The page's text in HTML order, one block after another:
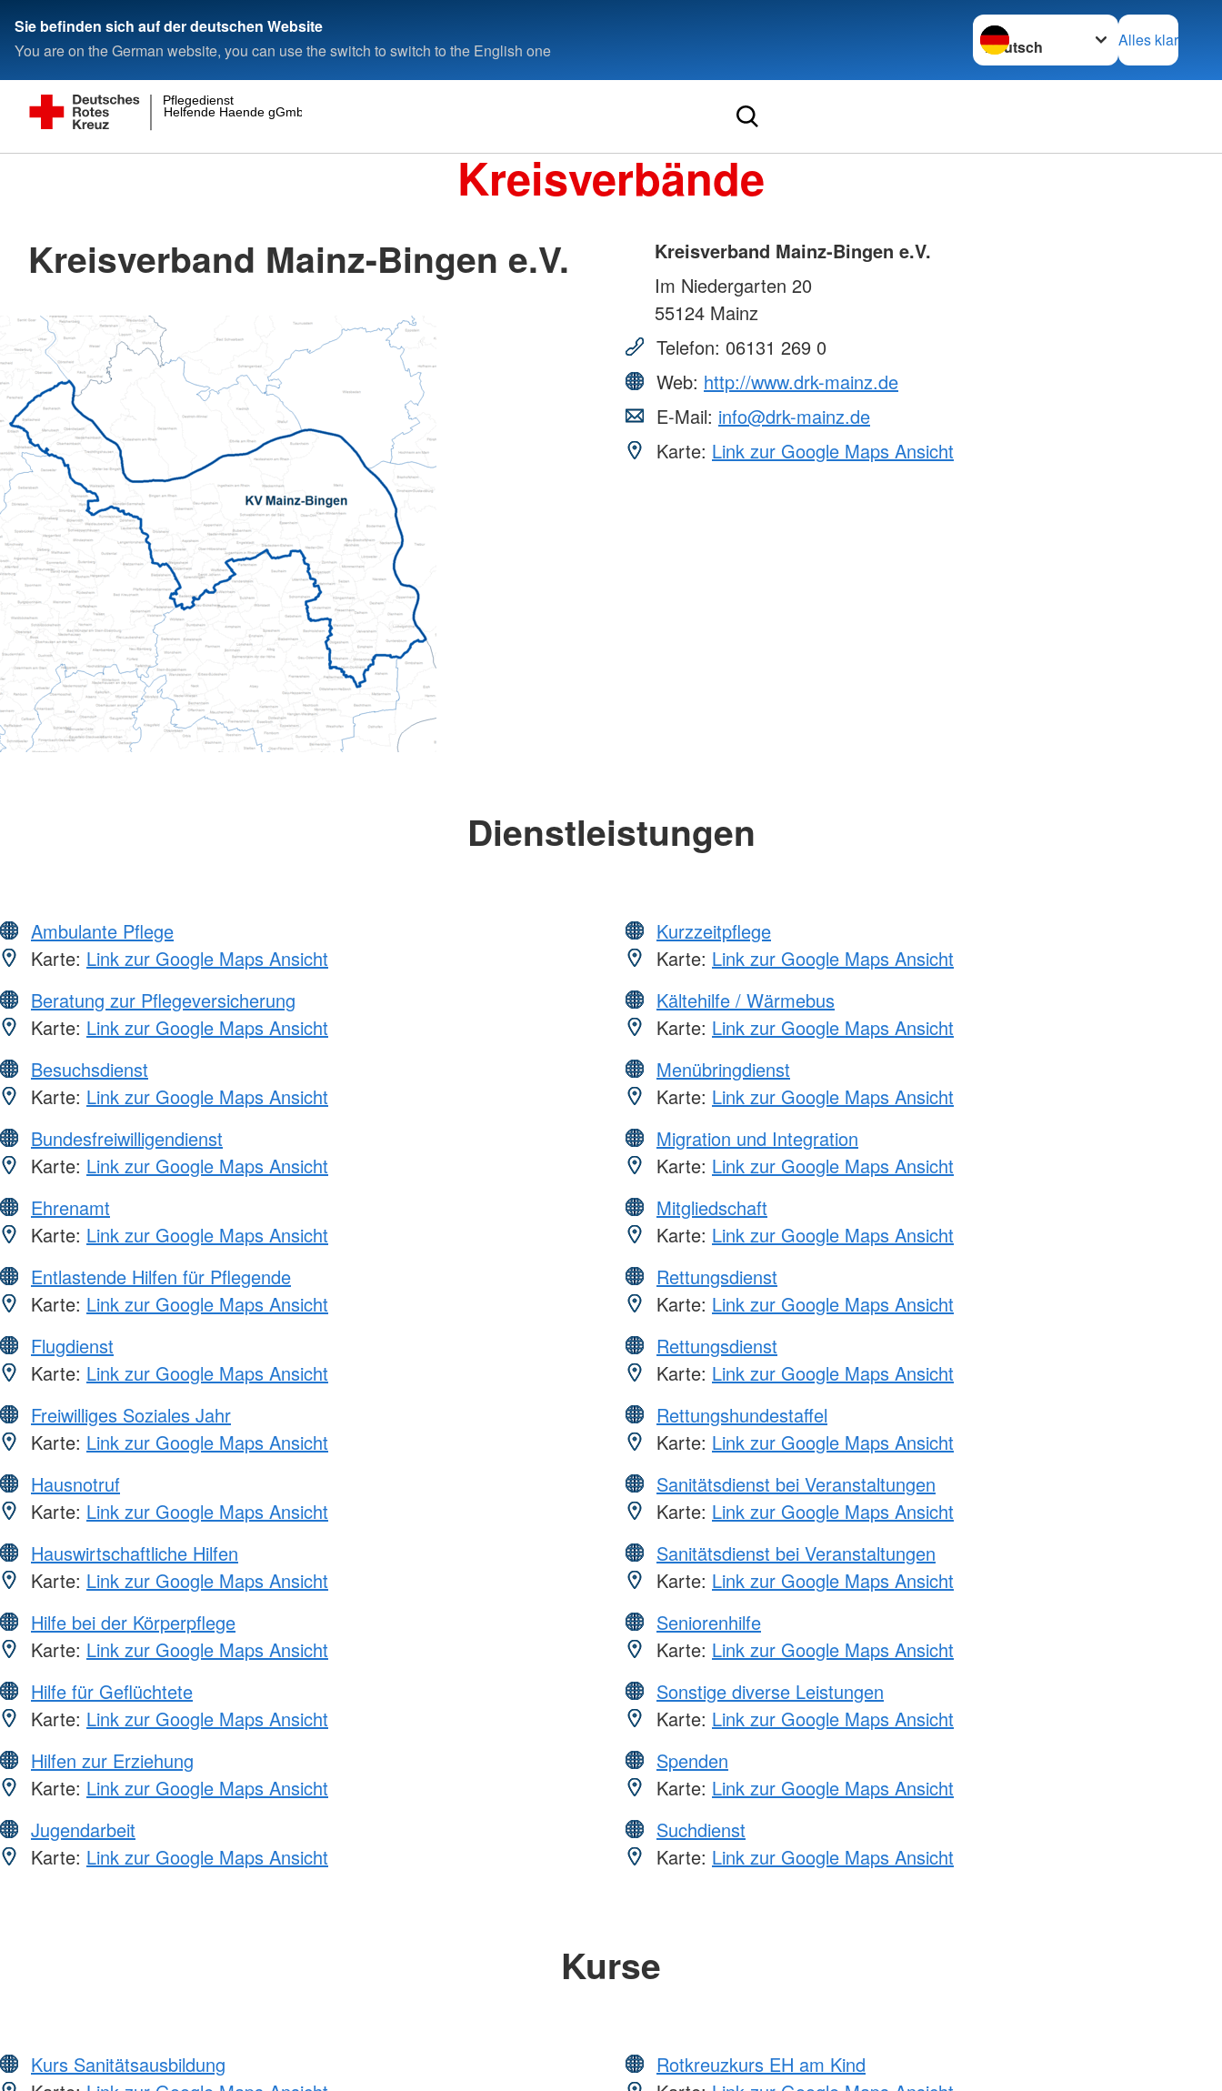
Sie befinden sich auf der deutschen Website
You are on the German website, you can use the switch to switch to the English one
Sprache wechseln zu
Alles klar
Helfende Haende gGmbH
Pflegedienst
Kreisverbände
Kreisverband Mainz-Bingen e.V.
Kreisverband Mainz-Bingen e.V.
Im Niedergarten 20
55124 Mainz
Telefon: 06131 269 0
Web: http://www.drk-mainz.de
E-Mail: info@drk-mainz.de
Karte: Link zur Google Maps Ansicht
Dienstleistungen
Ambulante Pflege
Karte: Link zur Google Maps Ansicht
Beratung zur Pflegeversicherung
Karte: Link zur Google Maps Ansicht
Besuchsdienst
Karte: Link zur Google Maps Ansicht
Bundesfreiwilligendienst
Karte: Link zur Google Maps Ansicht
Ehrenamt
Karte: Link zur Google Maps Ansicht
Entlastende Hilfen für Pflegende
Karte: Link zur Google Maps Ansicht
Flugdienst
Karte: Link zur Google Maps Ansicht
Freiwilliges Soziales Jahr
Karte: Link zur Google Maps Ansicht
Hausnotruf
Karte: Link zur Google Maps Ansicht
Hauswirtschaftliche Hilfen
Karte: Link zur Google Maps Ansicht
Hilfe bei der Körperpflege
Karte: Link zur Google Maps Ansicht
Hilfe für Geflüchtete
Karte: Link zur Google Maps Ansicht
Hilfen zur Erziehung
Karte: Link zur Google Maps Ansicht
Jugendarbeit
Karte: Link zur Google Maps Ansicht
Kurzzeitpflege
Karte: Link zur Google Maps Ansicht
Kältehilfe / Wärmebus
Karte: Link zur Google Maps Ansicht
Menübringdienst
Karte: Link zur Google Maps Ansicht
Migration und Integration
Karte: Link zur Google Maps Ansicht
Mitgliedschaft
Karte: Link zur Google Maps Ansicht
Rettungsdienst
Karte: Link zur Google Maps Ansicht
Rettungsdienst
Karte: Link zur Google Maps Ansicht
Rettungshundestaffel
Karte: Link zur Google Maps Ansicht
Sanitätsdienst bei Veranstaltungen
Karte: Link zur Google Maps Ansicht
Sanitätsdienst bei Veranstaltungen
Karte: Link zur Google Maps Ansicht
Seniorenhilfe
Karte: Link zur Google Maps Ansicht
Sonstige diverse Leistungen
Karte: Link zur Google Maps Ansicht
Spenden
Karte: Link zur Google Maps Ansicht
Suchdienst
Karte: Link zur Google Maps Ansicht
Kurse
Kurs Sanitätsausbildung
Rotkreuzkurs EH am Kind